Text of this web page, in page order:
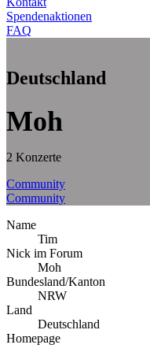
Spendenaktionen
FAQ
Deutschland
Moh
2 Konzerte
Community
Community
Name
Tim
Nick im Forum
Moh
Bundesland/Kanton
NRW
Land
Deutschland
Homepage